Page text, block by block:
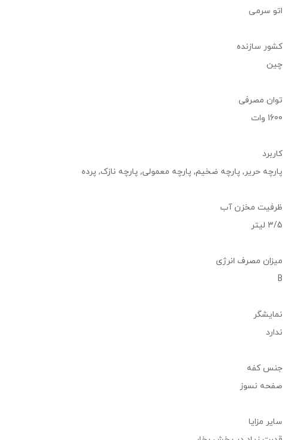
اتو سرمی
کشور سازنده
چین
توان مصرفی
1600 وات
کاربرد
پارچه حریر, پارچه ضخیم, پارچه معمولی, پارچه نازک, پرده
ظرفیت مخزن آب
3/5 لیتر
میزان مصرف انرژی
B
نمایشگر
ندارد
جنس کفه
صفحه نسوز
سایر مزایا